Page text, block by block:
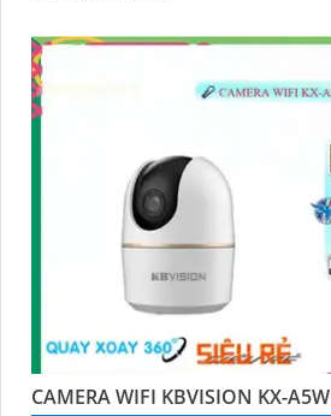
CAMERA WIFI KBVISION KX-A5W